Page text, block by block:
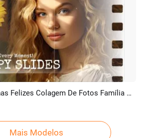
visualizar Criar IA Filme Simples Trilhas Felizes Colagem De Fotos Família Aniversário Amigo Viagem Apresentação De Slides
Mais Modelos